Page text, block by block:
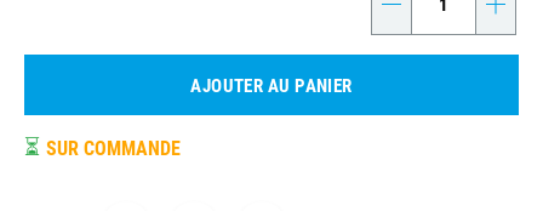
AJOUTER AU PANIER
⏳ SUR COMMANDE